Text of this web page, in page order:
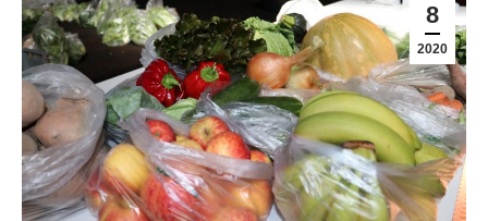
8
2020